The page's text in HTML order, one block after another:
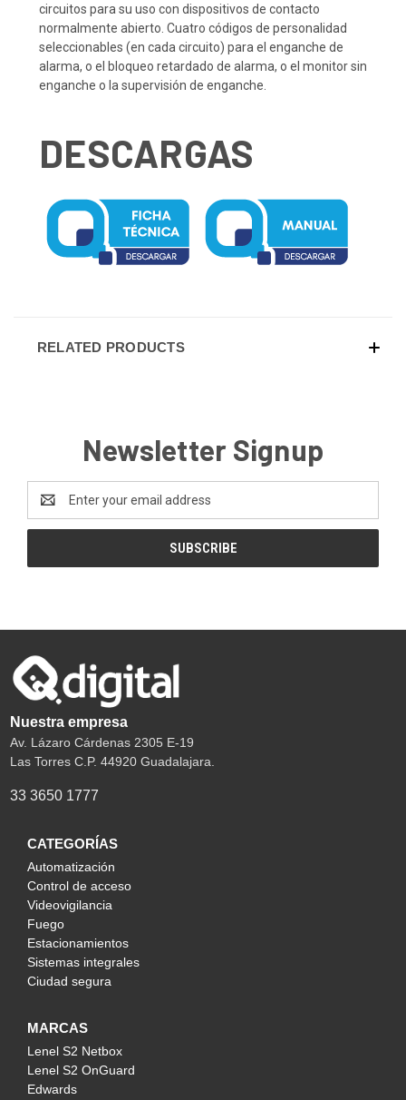
circuitos para su uso con dispositivos de contacto
normalmente abierto. Cuatro códigos de personalidad
seleccionables (en cada circuito) para el enganche de
alarma, o el bloqueo retardado de alarma, o el monitor sin
enganche o la supervisión de enganche.
DESCARGAS
RELATED PRODUCTS
Newsletter Signup
Address
Nuestra empresa
Av. Lázaro Cárdenas 2305 E-19
Las Torres C.P. 44920 Guadalajara.
33 3650 1777
CATEGORÍAS
Automatización
Control de acceso
Videovigilancia
Fuego
Estacionamientos
Sistemas integrales
Ciudad segura
MARCAS
Lenel S2 Netbox
Lenel S2 OnGuard
Edwards